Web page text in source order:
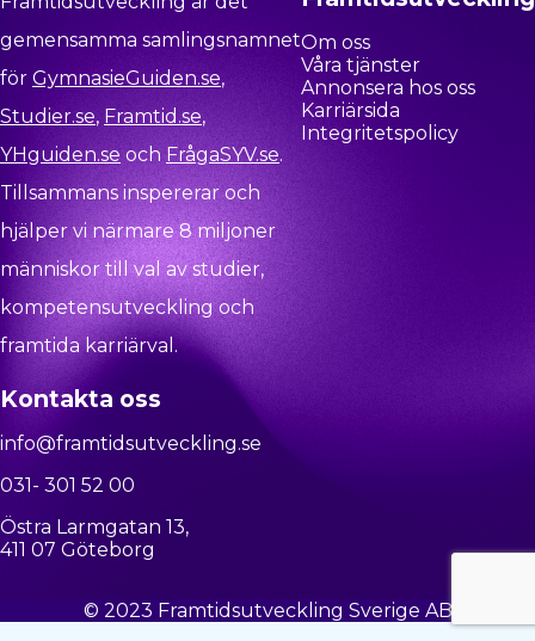
gemensamma samlingsnamnet
för GymnasieGuiden.se,
Studier.se, Framtid.se,
YHguiden.se ochFrågaSYV.se.
Tillsammans inspererar och
hjälper vi närmare 8 miljoner
människor till val av studier,
kompetensutveckling och
framtida karriärval.
Om oss
Våra tjänster
Annonsera hos oss
Karriärsida
Integritetspolicy
Kontakta oss
info@framtidsutveckling.se
031- 301 52 00
Östra Larmgatan 13,
411 07 Göteborg
© 2023 Framtidsutveckling Sverige AB